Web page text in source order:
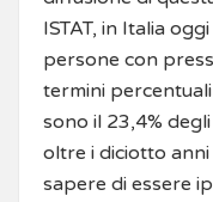
ISTAT, in Italia
persone con
termini
sono il 23,4%
oltre i diciotto
sapere di essere